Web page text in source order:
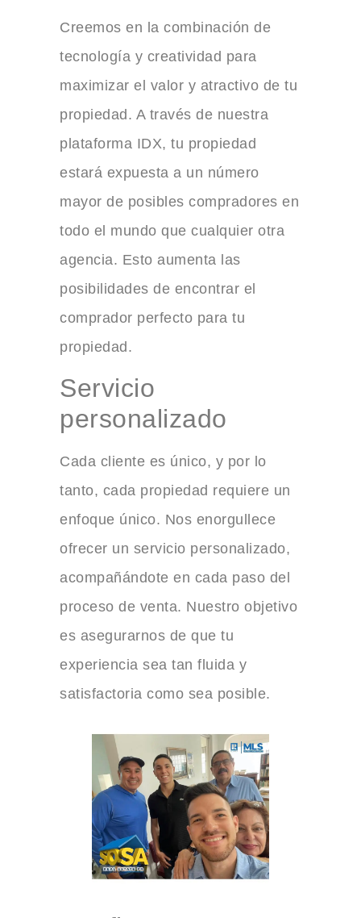
Creemos en la combinación de
tecnología y creatividad para
maximizar el valor y atractivo de tu
propiedad. A través de nuestra
plataforma IDX, tu propiedad
estará expuesta a un número
mayor de posibles compradores en
todo el mundo que cualquier otra
agencia. Esto aumenta las
posibilidades de encontrar el
comprador perfecto para tu
propiedad.
Servicio
personalizado
Cada cliente es único, y por lo
tanto, cada propiedad requiere un
enfoque único. Nos enorgullece
ofrecer un servicio personalizado,
acompañándote en cada paso del
proceso de venta. Nuestro objetivo
es asegurarnos de que tu
experiencia sea tan fluida y
satisfactoria como sea posible.